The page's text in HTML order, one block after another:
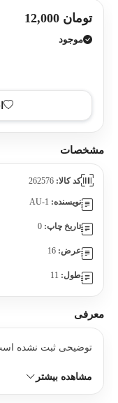
تومان 12,000
موجود
مشخصات
کد کالا:
نویسنده: AU-1
تاریخ چاپ: 0
عرض: 16
طول: 11
معرفی
توضیحی ثبت نشده
مشاهده بیشتر